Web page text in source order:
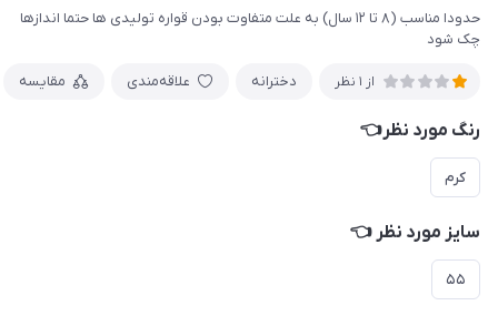
حدودا مناسب (۸ تا ۱۲ سال) به علت متفاوت بودن قواره تولیدی ها حتما اندازها
چک شود
از 1 نظر دخترانه علاقه‌مندی مقایسه
رنگ مورد نظر👈
کرم
سایز مورد نظر 👈
۵۵